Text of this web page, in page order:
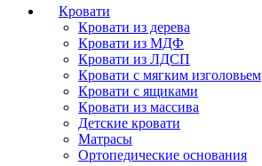
Кровати
Кровати из дерева
Кровати из МДФ
Кровати из ЛДСП
Кровати с мягким изголовьем
Кровати с ящиками
Кровати из массива
Детские кровати
Матрасы
Ортопедические основания